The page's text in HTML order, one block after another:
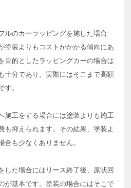
ルのカーラッピングを施した場合
塗装よりもコストがかかる傾向にあ
目的としたラッピングカーの場合は
十分であり、実際にはそこまで高額
す。
施工をする場合には塗装よりも施工
も抑えられます。その結果、塗装よ
合も少なくありません。
した場合にはリース終了後、原状回
が基本です。塗装の場合にはそこで